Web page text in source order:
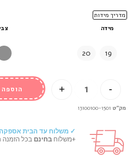
מדריך מידות
מידה
19
20
-
+
מק"ט 13100100-1501
✓ משלוח עד הבית אספקה תוך 1-6
+משלוח בחינם בכל הזמנה מעל